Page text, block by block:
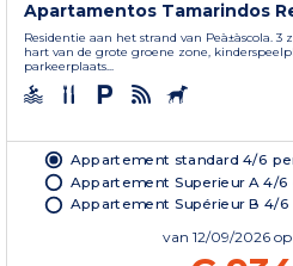
Apartamentos Tamarindos
Residentie aan het strand van Peà±à­scola.
hart van de grote groene zone,
parkeerplaats...
Appartement standard 4/6
Appartement Superieur A 4/6
Appartement Supérieur B 4/6
van 12/09/2026